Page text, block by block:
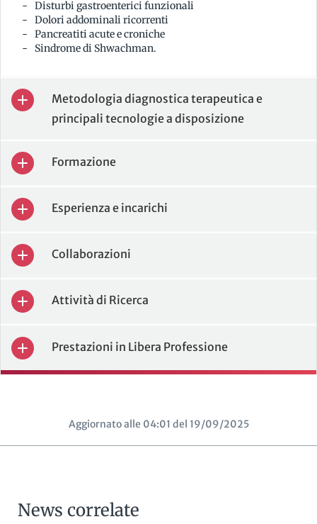
Disturbi gastroenterici funzionali
Dolori addominali ricorrenti
Pancreatiti acute e croniche
Sindrome di Shwachman.
Metodologia diagnostica terapeutica e
principali tecnologie a disposizione
Formazione
Esperienza e incarichi
Collaborazioni
Attività di Ricerca
Prestazioni in Libera Professione
Aggiornato alle 04:01 del 19/09/2025
News correlate